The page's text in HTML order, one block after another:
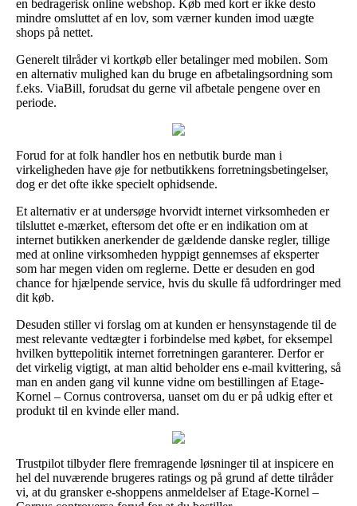
en bedragerisk online webshop. Køb med kort er ikke desto
mindre omsluttet af en lov, som værner kunden imod uægte
shops på nettet.
Generelt tilråder vi kortkøb eller betalinger med mobilen. Som
en alternativ mulighed kan du bruge en afbetalingsordning som
f.eks. ViaBill, forudsat du gerne vil afbetale pengene over en
periode.
Forud for at folk handler hos en netbutik burde man i
virkeligheden have øje for netbutikkens forretningsbetingelser,
dog er det ofte ikke specielt ophidsende.
Et alternativ er at undersøge hvorvidt internet virksomheden er
tilsluttet e-mærket, eftersom det ofte er en indikation om at
internet butikken anerkender de gældende danske regler, tillige
med at online virksomheden hyppigt gennemses af eksperter
som har megen viden om reglerne. Dette er desuden en god
chance for hjælpende service, hvis du skulle få udfordringer med
dit køb.
Desuden stiller vi forslag om at kunden er hensynstagende til de
mest relevante vedtægter i forbindelse med købet, for eksempel
hvilken byttepolitik internet forretningen garanterer. Derfor er
det virkelig vigtigt, at man altid beholder ens e-mail kvittering, så
man en anden gang vil kunne vidne om bestillingen af Etage-
Kornel – Cornus controversa, uanset om du er på udkig efter et
produkt til en kvinde eller mand.
Trustpilot tilbyder flere fremragende løsninger til at inspicere en
hel del nuværende brugeres ratings og på grund af dette tilråder
vi, at du gransker e-shoppens anmeldelser af Etage-Kornel –